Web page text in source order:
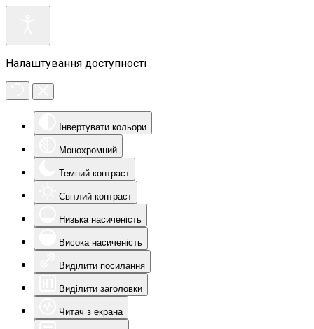
Налаштування доступності
Інвертувати кольори
Монохромний
Темний контраст
Світлий контраст
Низька насиченість
Висока насиченість
Виділити посилання
Виділити заголовки
Читач з екрана